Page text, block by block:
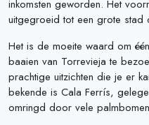
inkomsten geworden. Het
uitgegroeid tot een grote stad
Het is de moeite waard om
baaien van Torrevieja te
prachtige uitzichten die je er
bekende is Cala Ferrís,
omringd door vele